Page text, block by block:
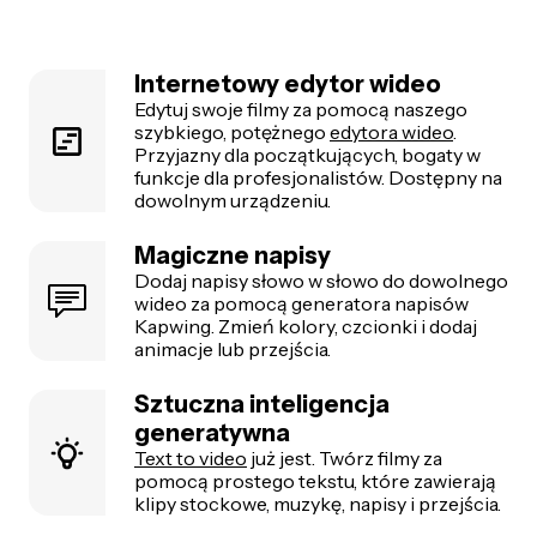
Internetowy edytor wideo
Edytuj swoje filmy za pomocą naszego
szybkiego, potężnego edytora wideo.
Przyjazny dla początkujących, bogaty w
funkcje dla profesjonalistów. Dostępny na
dowolnym urządzeniu.
Magiczne napisy
Dodaj napisy słowo w słowo do dowolnego
wideo za pomocą generatora napisów
Kapwing. Zmień kolory, czcionki i dodaj
animacje lub przejścia.
Sztuczna inteligencja
generatywna
Text to video już jest. Twórz filmy za
pomocą prostego tekstu, które zawierają
klipy stockowe, muzykę, napisy i przejścia.